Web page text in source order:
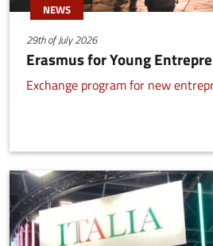
NEWS
29th of July 2026
Erasmus for Young
Exchange program for new